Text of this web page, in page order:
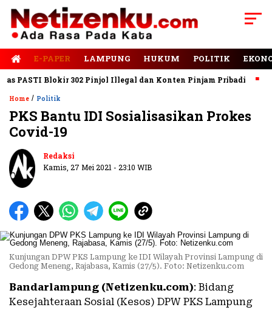
E-PAPER LAMPUNG HUKUM POLITIK
Blokir 302 Pinjol Illegal dan Konten Pinjam Pribadi
Home / Politik
PKS Bantu IDI Sosialisasikan Prokes
Covid-19
Redaksi
Kamis, 27 Mei 2021 - 23:10 WIB
Kunjungan DPW PKS Lampung ke IDI Wilayah Provinsi Lampung di
Gedong Meneng, Rajabasa, Kamis (27/5). Foto: Netizenku.com
Bandarlampung (Netizenku.com): Bidang
Kesejahteraan Sosial (Kesos) DPW PKS Lampung